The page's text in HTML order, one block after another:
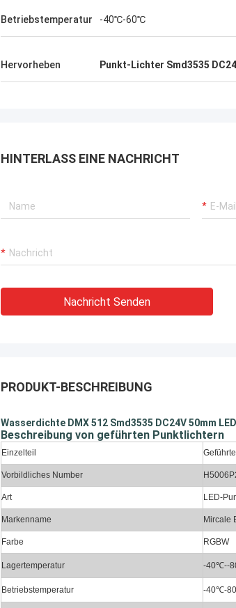
einteilt solch eine Art, diese wi…
Betriebstemperatur -40℃-60℃
Hervorheben Punkt-Lichter Smd3535
HINTERLASS EINE NACHRICHT
Nachricht Senden
PRODUKT-BESCHREIBUNG
Wasserdichte DMX 512 Smd3535 DC24V 50mm
Beschreibung von geführten Punktlichtern
Einzelteil
Vorbildliches Number
Art LED-
Markenname Mircale
Farbe RGBW
Lagertemperatur -40℃--
Betriebstemperatur -40℃-